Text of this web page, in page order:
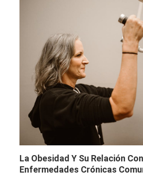
La Obesidad Y Su Relación Con
Enfermedades Crónicas